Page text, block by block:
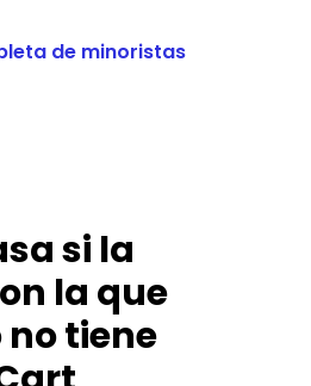
de minoristas
si la
la que
tiene